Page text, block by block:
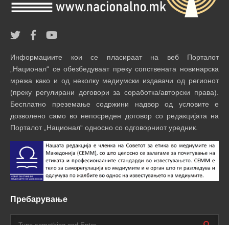
Информациите кои се пласираат на веб Порталот
„Национал“ се обезбедуваат преку сопствената новинарска
мрежа како и од неколку медиумски издавачи од регионот
(преку регулирани договори за соработка/авторски права).
Бесплатно преземање содржини надвор од условите е
дозволено само во непосреден договор со редакцијата на
Порталот „Национал“ односно со одговорниот уредник.
Пребарување